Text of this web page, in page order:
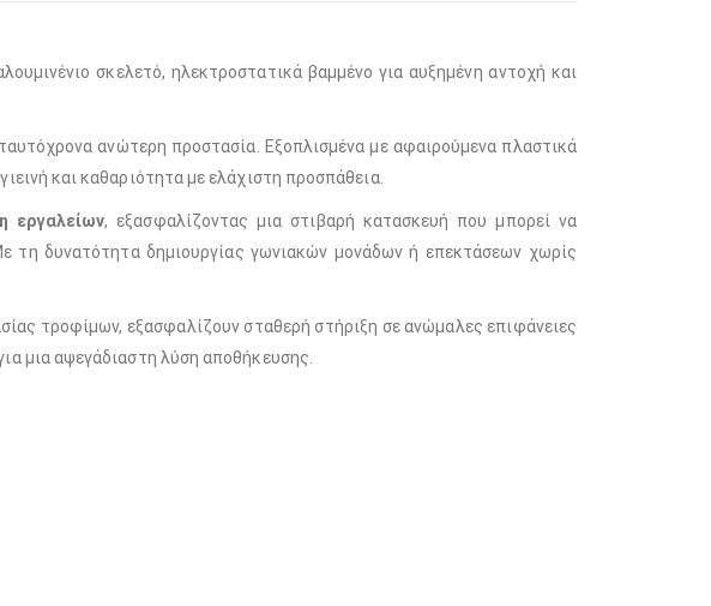
σκελετό, ηλεκτροστατικά βαμμένο για αυξημένη αντοχή και
ανώτερη προστασία. Εξοπλισμένα με αφαιρούμενα πλαστικά
και καθαριότητα με ελάχιστη προσπάθεια.
εργαλείων, εξασφαλίζοντας μια στιβαρή κατασκευή που μπορεί να
τη δυνατότητα δημιουργίας γωνιακών μονάδων ή επεκτάσεων χωρίς
τροφίμων, εξασφαλίζουν σταθερή στήριξη σε ανώμαλες επιφάνειες
μια αψεγάδιαστη λύση αποθήκευσης.